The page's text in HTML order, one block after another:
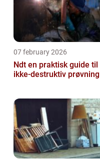
07 february 2026
Ndt en praktisk guide til
ikke-destruktiv prøvning